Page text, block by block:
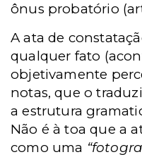
ônus probatório
A ata de
qualquer fato
objetivamente
notas, que o
a estrutura
Não é à toa que a
como uma